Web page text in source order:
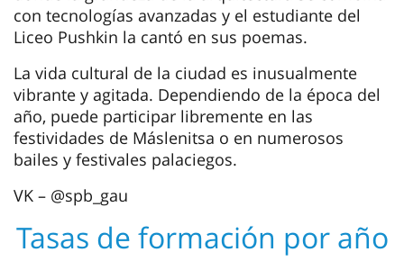
con tecnologías avanzadas y el estudiante del
Liceo Pushkin la cantó en sus poemas.
La vida cultural de la ciudad es inusualmente
vibrante y agitada. Dependiendo de la época del
año, puede participar libremente en las
festividades de Máslenitsa o en numerosos
bailes y festivales palaciegos.
VK – @spb_gau
Tasas de formación por año